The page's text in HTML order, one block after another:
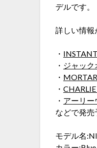
デルです。
詳しい情報
・ INSTANT
・ ジャッ
・
・
・ アーリー
などで発売
モデル名